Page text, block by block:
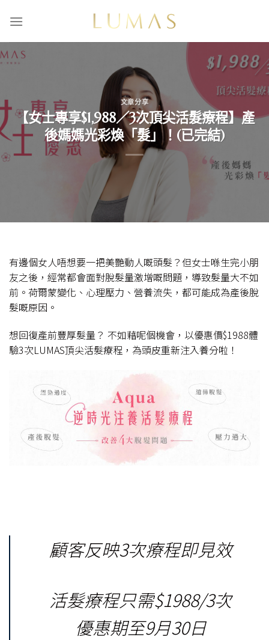
文章分享
【女士專享$1,988／3次頂尖活髮療程】產
後媽媽光彩煥「髮」！(已完結)
有邊個女人唔想要一把美艷動人嘅頭髮？但女士喺生完小朋
友之後，經常都會面對脫髮量激增嘅問題，導致髮量大不如
前。荷爾蒙變化、心理壓力、營養流失，都可能成為產後脫
髮嘅原因。
想回復產前豐厚髮量？ 不如藉呢個機會，以優惠價$1988體
驗3次LUMAS頂尖活髮療程，為頭皮重新注入養分啦！
顧客反映3次療程即見效
活髮療程只需$1988/3次
優惠期至9月30日